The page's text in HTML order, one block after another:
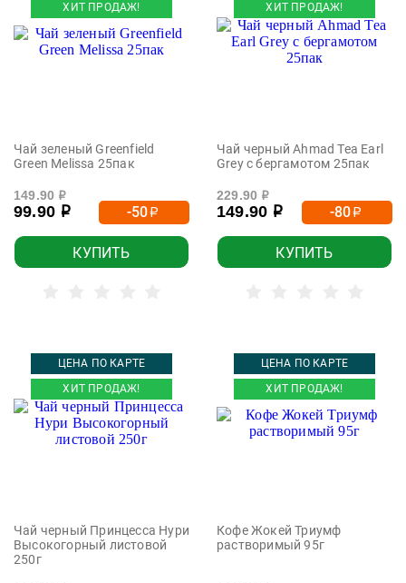
ХИТ ПРОДАЖ!
Чай зеленый Greenfield
Green Melissa 25пак
149.90 р
99.90 р -50р
КУПИТЬ
ХИТ ПРОДАЖ!
Чай черный Ahmad Tea Earl
Grey с бергамотом 25пак
229.90 р
149.90 р -80р
КУПИТЬ
ЦЕНА ПО КАРТЕ
ХИТ ПРОДАЖ!
Чай черный Принцесса Нури
Высокогорный листовой
250г
ЦЕНА ПО КАРТЕ
ХИТ ПРОДАЖ!
Кофе Жокей Триумф
растворимый 95г